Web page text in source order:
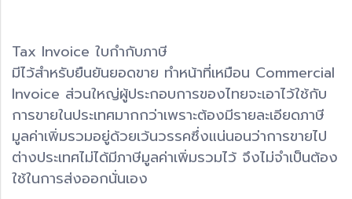
Tax Invoice ใบกำกับภาษี
มีไว้สำหรับยืนยันยอดขาย ทำหน้าที่เหมือน Commercial
Invoice ส่วนใหญ่ผู้ประกอบการของไทยจะเอาไว้ใช้กับ
การขายในประเทศมากกว่าเพราะต้องมีรายละเอียดภาษี
มูลค่าเพิ่มรวมอยู่ด้วยเว้นวรรคซึ่งแน่นอนว่าการขายไป
ต่างประเทศไม่ได้มีภาษีมูลค่าเพิ่มรวมไว้ จึงไม่จำเป็นต้อง
ใช้ในการส่งออกนั่นเอง